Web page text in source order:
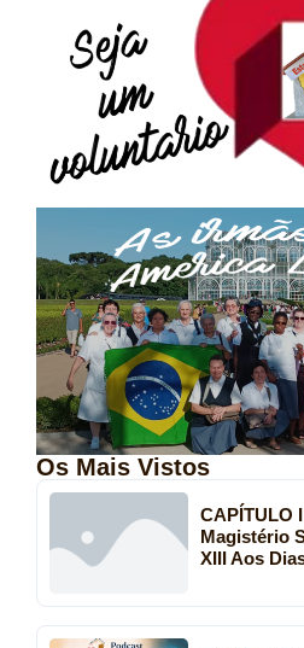
Os Mais Vistos
CAPÍTULO
Magistério
XIII Aos